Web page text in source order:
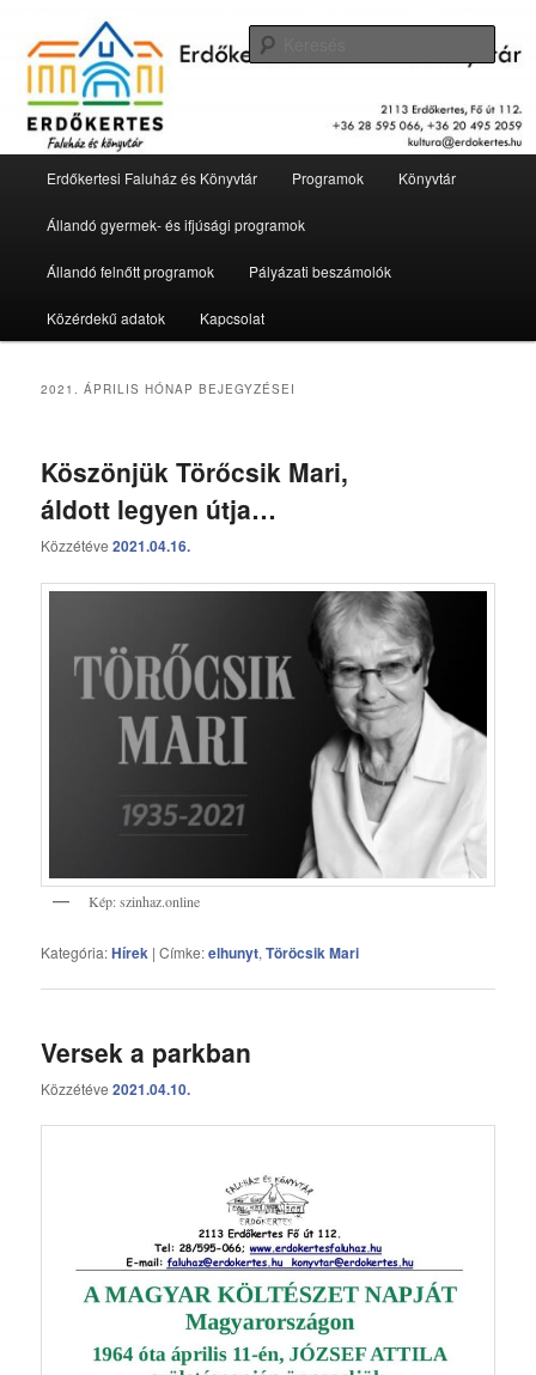
elsődleges
tartalomra
másodlagos
tartalomraErdőkertesi Faluház és Könyvtár
Erdőkertesi Faluház és Könyvtár Programok Könyvtár
Állandó gyermek- és ifjúsági programok
Állandó felnőtt programok Pályázati beszámolók
Közérdekű adatok Kapcsolat
2021. ÁPRILIS HÓNAP BEJEGYZÉSEI
Köszönjük Törőcsik Mari,
áldott legyen útja…
Közzétéve2021.04.16.
Kép: szinhaz.online
Kategória:Hírek |Címke:elhunyt,Töröcsik Mari
Versek a parkban
Közzétéve2021.04.10.